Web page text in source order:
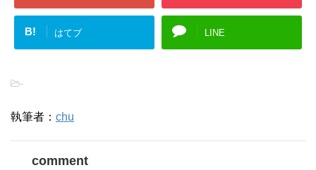
B! はてブ LINE
-
執筆者： chu
comment